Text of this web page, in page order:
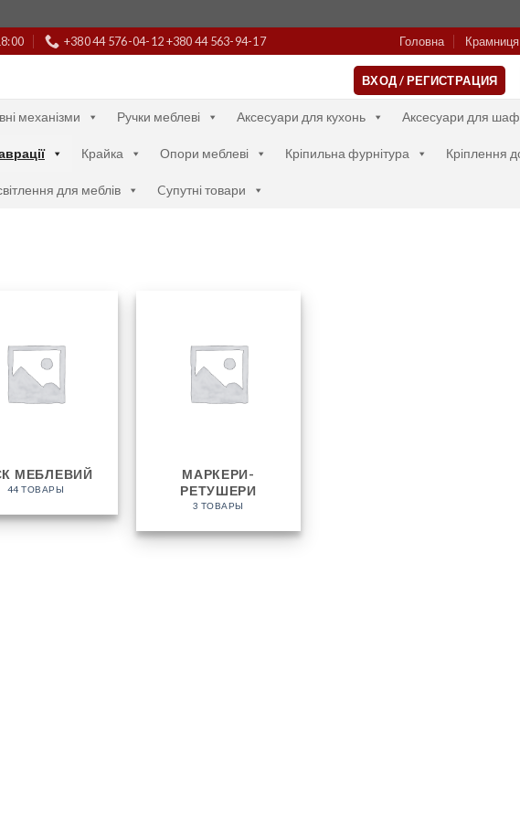
+380 44 576-04-12 +380 44 563-94-17 Головна Крамниця
ВХОД / РЕГИСТРАЦИЯ
механізми Ручки меблеві Аксесуари для кухонь Аксесуари для шаф
Крайка Опори меблеві Кріпильна фурнітура Кріплення
для меблів Cупутні товари
МЕБЛЕВИЙ
44 ТОВАРЫ
МАРКЕРИ-
РЕТУШЕРИ
3 ТОВАРЫ